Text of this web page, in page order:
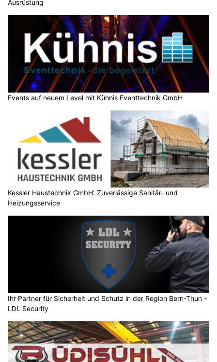
Ausrüstung
Events auf neuem Level mit Kühnis Eventtechnik GmbH
Kessler Haustechnik GmbH: Zuverlässige Sanitär- und
Heizungsservice
Ihr Partner für Sicherheit und Schutz in der Region Bern-Thun –
LDL Security